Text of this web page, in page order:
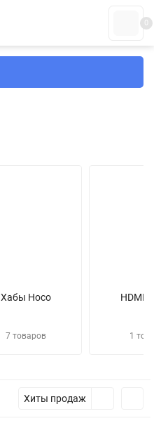
0
Хабы Hoco
7 товаров
HDMI
1
Хиты продаж